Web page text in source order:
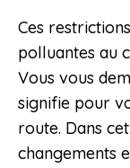
Ces
polluantes au
Vous vous
signifie pour
route. Dans
changements